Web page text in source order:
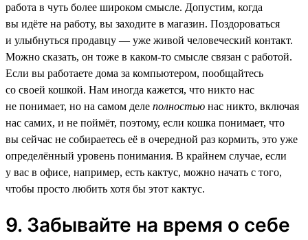
работа в чуть более широком смысле. Допустим, когда
вы идёте на работу, вы заходите в магазин. Поздороваться
и улыбнуться продавцу — уже живой человеческий контакт.
Можно сказать, он тоже в каком-то смысле связан с работой.
Если вы работаете дома за компьютером, пообщайтесь
со своей кошкой. Нам иногда кажется, что никто нас
не понимает, но на самом деле полностью нас никто, включая
нас самих, и не поймёт, поэтому, если кошка понимает, что
вы сейчас не собираетесь её в очередной раз кормить, это уже
определённый уровень понимания. В крайнем случае, если
у вас в офисе, например, есть кактус, можно начать с того,
чтобы просто любить хотя бы этот кактус.
9. Забывайте на время о себе